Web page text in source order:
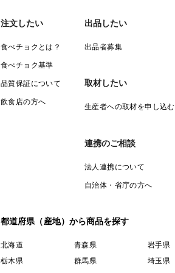
注文したい
食べチョクとは？
食べチョク基準
品質保証について
飲食店の方へ
出品したい
出品者募集
取材したい
生産者への取材を申し込む
連携のご相談
法人連携について
自治体・省庁の方へ
都道府県（産地）から商品を探す
北海道 青森県 岩手県
栃木県
群馬県 埼玉県